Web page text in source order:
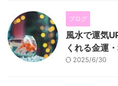
ブログ
風水で運気
くれる金運
2025/6/30